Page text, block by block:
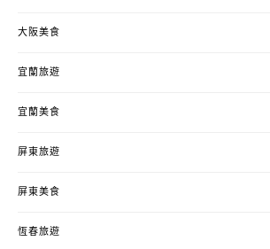
大阪美食
宜蘭旅遊
宜蘭美食
屏東旅遊
屏東美食
恆春旅遊